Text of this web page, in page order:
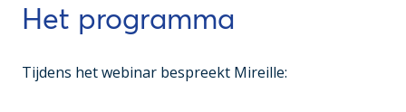
Het programma
Tijdens het webinar bespreekt Mireille: